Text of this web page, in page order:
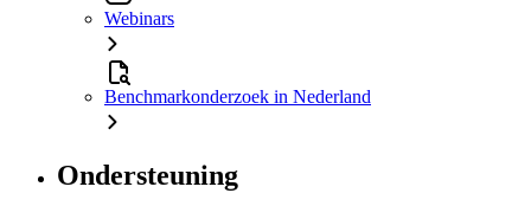
Webinars
Benchmarkonderzoek in Nederland
Ondersteuning